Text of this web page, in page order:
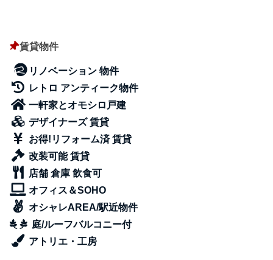
賃貸物件
リノベーション 物件
レトロ アンティーク物件
一軒家とオモシロ戸建
デザイナーズ 賃貸
お得!リフォーム済 賃貸
改装可能 賃貸
店舗 倉庫 飲食可
オフィス＆SOHO
オシャレAREA/駅近物件
庭/ルーフバルコニー付
アトリエ・工房